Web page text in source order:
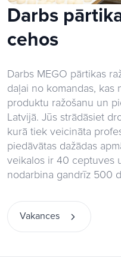
Darbs
cehos
Darbs MEGO pārtikas
daļai no komandas, kas
produktu ražošanu un
Latvijā. Jūs strādāsiet
kurā tiek veicināta
piedāvātas dažādas
veikalos ir 40 ceptuves
nodarbina gandrīz 500
Vakances